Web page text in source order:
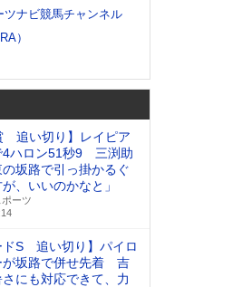
ツナビ競馬チャンネル
）
追い切り】レイピア
4ハロン51秒9 三渕助
坂路で引っ掛かるぐ
、いいのかなと」
ーツ
ドS 追い切り】パイロ
が坂路で併せ先着 吉
にも対応できて、力